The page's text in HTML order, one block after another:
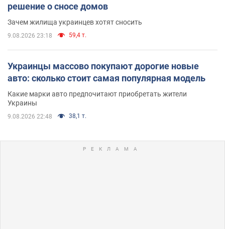
решение о сносе домов
Зачем жилища украинцев хотят сносить
9.08.2026 23:18 59,4 т.
Украинцы массово покупают дорогие новые
авто: сколько стоит самая популярная модель
Какие марки авто предпочитают приобретать жители
Украины
9.08.2026 22:48 38,1 т.